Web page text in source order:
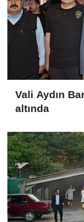
Vali Aydın
altında